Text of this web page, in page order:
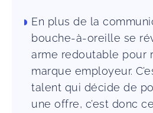
En plus de la
bouche-à-oreille se
arme redoutable pour
marque employeur.
talent qui décide de
une offre, c’est donc